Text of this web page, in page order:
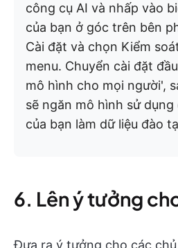
công cụ AI và nhấp vào
của bạn ở góc trên bên
Cài đặt và chọn Kiểm
menu. Chuyển cài đặt
mô hình cho mọi người',
sẽ ngăn mô hình sử dụng
của bạn làm dữ liệu đào
6. Lên ý tưởng
Đưa ra ý tưởng cho các